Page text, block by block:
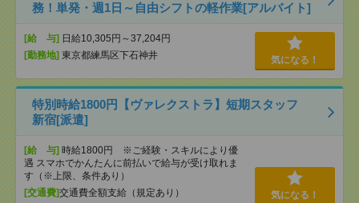
務！単発・週1日～自由シフトの軽作業[アルバイト]
[給 与] 日給10,305円～37,204円
[勤務地] 東京都練馬区下石神井 気になる！
特別時給1800円【ヴァレクストラ】短期スタッフ
新宿[派遣]
[給 与] 時給1800円 ※ご経験・スキルにより優
遇 スマホでかんたんに前払いで給与が受け取れま
す（※上限、条件あり）
[交通費]交通費全額支給（規定あり）
気になる！